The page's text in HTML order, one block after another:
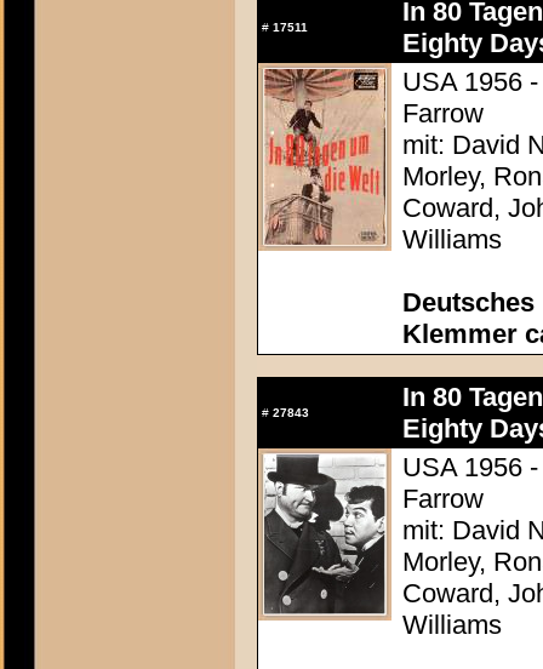
# 17511
In 80
Eighty
USA 1956
Farrow
mit: David
Morley,
Coward,
Williams
Klemmer
# 27843
In 80
Eighty
USA 1956
Farrow
mit: David
Morley,
Coward,
Williams